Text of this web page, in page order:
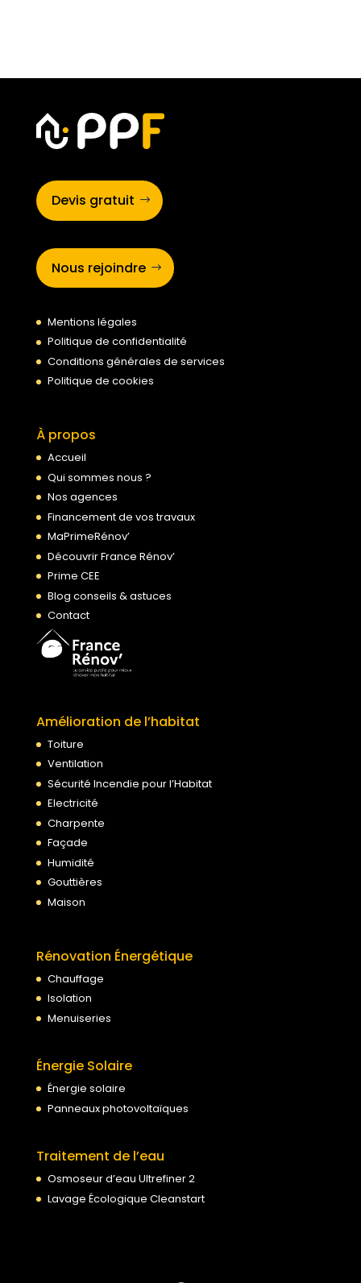
Devis gratuit
Nous rejoindre
Mentions légales
Politique de confidentialité
Conditions générales de services
Politique de cookies
À propos
Accueil
Qui sommes nous ?
Nos agences
Financement de vos travaux
MaPrimeRénov’
Découvrir France Rénov’
Prime CEE
Blog conseils & astuces
Contact
Amélioration de l’habitat
Toiture
Ventilation
Sécurité Incendie pour l’Habitat
Electricité
Charpente
Façade
Humidité
Gouttières
Maison
Rénovation Énergétique
Chauffage
Isolation
Menuiseries
Énergie Solaire
Énergie solaire
Panneaux photovoltaïques
Traitement de l’eau
Osmoseur d’eau Ultrefiner 2
Lavage Écologique Cleanstart